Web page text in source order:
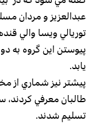
عبدالعزيز و مردان
توريالي ويسا والي
پيوستن اين گروه به
يابد.
پيشتر نيز شماري از
طالبان معرفي كردند،
تسليم شدند.